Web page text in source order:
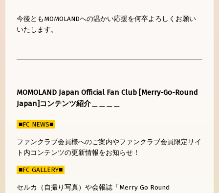
今後ともMOMOLANDへの温かい応援を何卒よろしくお願い
いたします。
MOMOLAND Japan Official Fan Club [Merry-Go-Round
Japan]コンテンツ紹介＿＿＿＿
■FC NEWS■
ファンクラブ会員様へのご案内やファンクラブ会員限定サイ
ト内コンテンツの更新情報をお知らせ！
■FC GALLERY■
セルカ（自撮り写真）や会報誌「Merry Go Round